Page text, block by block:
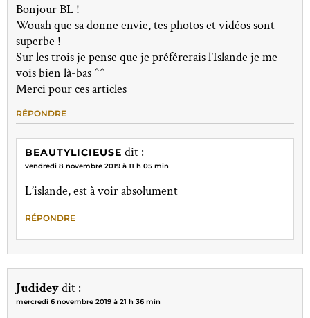
Bonjour BL !
Wouah que sa donne envie, tes photos et vidéos sont
superbe !
Sur les trois je pense que je préférerais l’Islande je me
vois bien là-bas ^^
Merci pour ces articles
RÉPONDRE
BEAUTYLICIEUSE dit :
vendredi 8 novembre 2019 à 11 h 05 min
L’islande, est à voir absolument
RÉPONDRE
Judideydit :
mercredi 6 novembre 2019 à 21 h 36 min